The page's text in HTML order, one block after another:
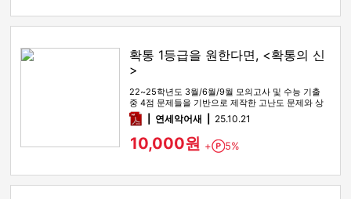
확통 1등급을 원한다면, <확통의 신
>
22~25학년도 3월/6월/9월 모의고사 및 수능 기출
중 4점 문제들을 기반으로 제작한 고난도 문제와 상
세한 해설
pdf연세악어새 25.10.21
10,000원 + Point
5%